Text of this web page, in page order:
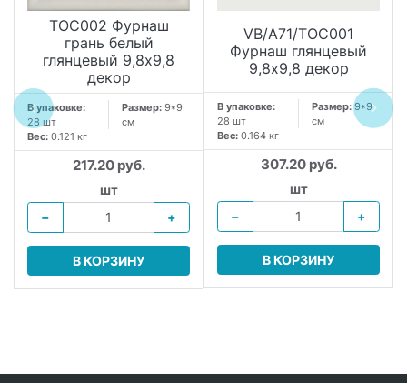
TOC002 Фурнаш
грань белый
глянцевый 9,8х9,8
декор
В упаковке:
28 шт
Размер: 9*9
см
Вес: 0.121 кг
217.20 руб.
шт
−
+
В КОРЗИНУ
VB/A71/TOC001
Фурнаш глянцевый
9,8х9,8 декор
В упаковке:
28 шт
Размер:9*9
см
Вес: 0.164 кг
307.20 руб.
шт
−
+
В КОРЗИНУ